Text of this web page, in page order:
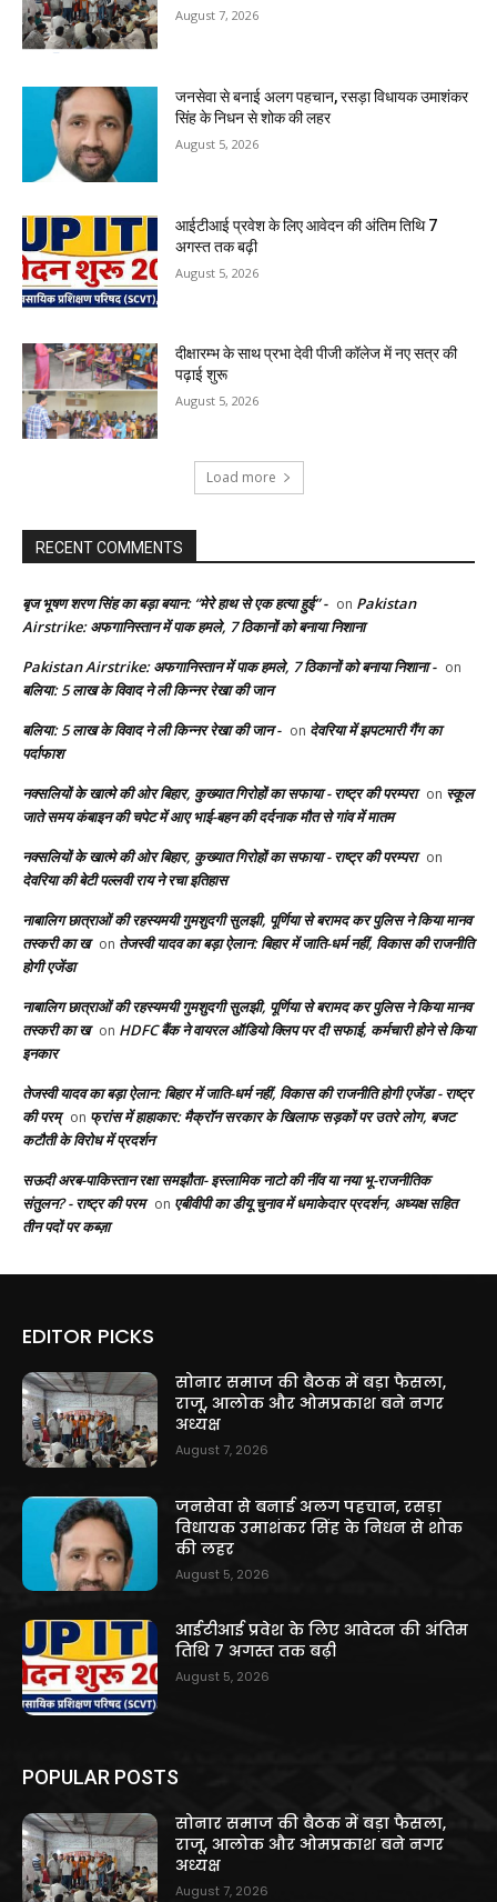
August 7, 2026
जनसेवा से बनाई अलग पहचान, रसड़ा विधायक उमाशंकर
सिंह के निधन से शोक की लहर
August 5, 2026
आईटीआई प्रवेश के लिए आवेदन की अंतिम तिथि 7
अगस्त तक बढ़ी
August 5, 2026
दीक्षारम्भ के साथ प्रभा देवी पीजी कॉलेज में नए सत्र की
पढ़ाई शुरू
August 5, 2026
Load more
RECENT COMMENTS
बृज भूषण शरण सिंह का बड़ा बयान: “मेरे हाथ से एक हत्या हुई” - on Pakistan
Airstrike: अफगानिस्तान में पाक हमले, 7 ठिकानों को बनाया निशाना
Pakistan Airstrike: अफगानिस्तान में पाक हमले, 7 ठिकानों को बनाया निशाना - on
बलिया: 5 लाख के विवाद ने ली किन्नर रेखा की जान
बलिया: 5 लाख के विवाद ने ली किन्नर रेखा की जान - on देवरिया में झपटमारी गैंग का
पर्दाफाश
नक्सलियों के खात्मे की ओर बिहार, कुख्यात गिरोहों का सफाया - राष्ट्र की परम्परा on स्कूल
जाते समय कंबाइन की चपेट में आए भाई-बहन की दर्दनाक मौत से गांव में मातम
नक्सलियों के खात्मे की ओर बिहार, कुख्यात गिरोहों का सफाया - राष्ट्र की परम्परा on
देवरिया की बेटी पल्लवी राय ने रचा इतिहास
नाबालिग छात्राओं की रहस्यमयी गुमशुदगी सुलझी, पूर्णिया से बरामद कर पुलिस ने किया मानव
तस्करी का ख on तेजस्वी यादव का बड़ा ऐलान: बिहार में जाति-धर्म नहीं, विकास की राजनीति
होगी एजेंडा
नाबालिग छात्राओं की रहस्यमयी गुमशुदगी सुलझी, पूर्णिया से बरामद कर पुलिस ने किया मानव
तस्करी का ख on HDFC बैंक ने वायरल ऑडियो क्लिप पर दी सफाई, कर्मचारी होने से किया
इनकार
तेजस्वी यादव का बड़ा ऐलान: बिहार में जाति-धर्म नहीं, विकास की राजनीति होगी एजेंडा - राष्ट्र
की परम् on फ्रांस में हाहाकार: मैक्रॉन सरकार के खिलाफ सड़कों पर उतरे लोग, बजट
कटौती के विरोध में प्रदर्शन
सऊदी अरब-पाकिस्तान रक्षा समझौता- इस्लामिक नाटो की नींव या नया भू-राजनीतिक
संतुलन? - राष्ट्र की परम on एबीवीपी का डीयू चुनाव में धमाकेदार प्रदर्शन, अध्यक्ष सहित
तीन पदों पर कब्ज़ा
EDITOR PICKS
सोनार समाज की बैठक में बड़ा फैसला,
राजू, आलोक और ओमप्रकाश बने नगर
अध्यक्ष
August 7, 2026
जनसेवा से बनाई अलग पहचान, रसड़ा
विधायक उमाशंकर सिंह के निधन से शोक
की लहर
August 5, 2026
आईटीआई प्रवेश के लिए आवेदन की अंतिम
तिथि 7 अगस्त तक बढ़ी
August 5, 2026
POPULAR POSTS
सोनार समाज की बैठक में बड़ा फैसला,
राजू, आलोक और ओमप्रकाश बने नगर
अध्यक्ष
August 7, 2026